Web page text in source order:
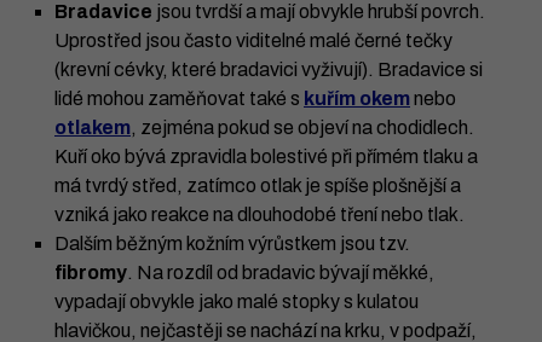
Bradavice jsou tvrdší a mají obvykle hrubší povrch.
Uprostřed jsou často viditelné malé černé tečky
(krevní cévky, které bradavici vyživují). Bradavice si
lidé mohou zaměňovat také s kuřím okemnebo
otlakem, zejména pokud se objeví na chodidlech.
Kuří oko bývá zpravidla bolestivé při přímém tlaku a
má tvrdý střed, zatímco otlak je spíše plošnější a
vzniká jako reakce na dlouhodobé tření nebo tlak.
Dalším běžným kožním výrůstkem jsou tzv.
fibromy. Na rozdíl od bradavic bývají měkké,
vypadají obvykle jako malé stopky s kulatou
hlavičkou, nejčastěji se nachází na krku, v podpaží,